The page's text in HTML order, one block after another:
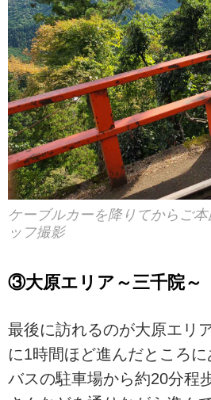
ケーブルカーを降りてからご
ッフ撮影
③大原エリア～三千院～
最後に訪れるのが大原エリ
に1時間ほど進んだところに
バスの駐車場から約20分程